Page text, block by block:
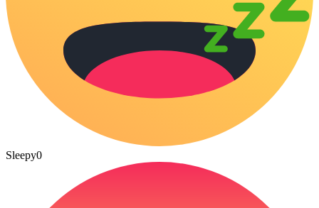
Sleepy0